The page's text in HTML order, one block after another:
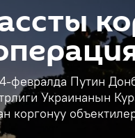
Путин
Украинанын
коргонуу